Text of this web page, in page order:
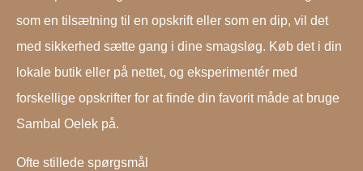
som en tilsætning til en opskrift eller som en dip, vil det
med sikkerhed sætte gang i dine smagsløg. Køb det i din
lokale butik eller på nettet, og eksperimentér med
forskellige opskrifter for at finde din favorit måde at bruge
Sambal Oelek på.
Ofte stillede spørgsmål